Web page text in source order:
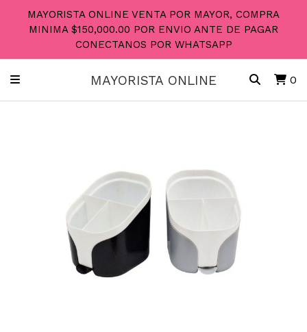
MAYORISTA ONLINE VENTA POR MAYOR, COMPRA
MINIMA $150,000.00 POR ENVIO ANTE DE PAGAR
CONECTANOS POR WHATSAPP
MAYORISTA ONLINE 0